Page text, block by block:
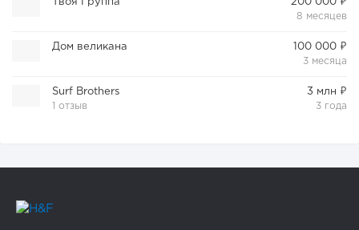
Твоя Группа
200 000 ₽
8 месяцев
Дом великана
100 000 ₽
3 месяца
Surf Brothers
1 отзыв
3 млн ₽
3 года